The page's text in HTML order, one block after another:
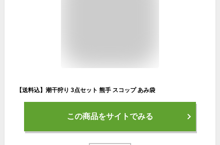
【送料込】潮干狩り 3点セット 熊手 スコップ あみ袋
この商品をサイトでみる